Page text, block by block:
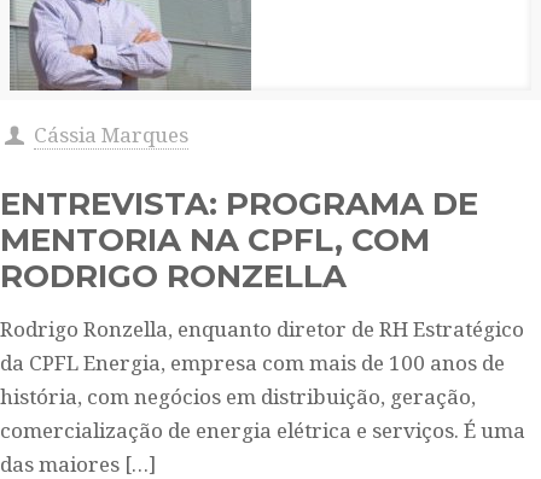
Cássia Marques
ENTREVISTA: PROGRAMA DE
MENTORIA NA CPFL, COM
RODRIGO RONZELLA
Rodrigo Ronzella, enquanto diretor de RH Estratégico
da CPFL Energia, empresa com mais de 100 anos de
história, com negócios em distribuição, geração,
comercialização de energia elétrica e serviços. É uma
das maiores […]